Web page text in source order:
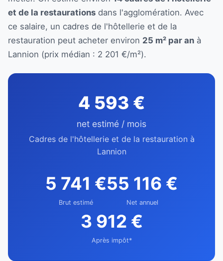
et de la restaurations dans l'agglomération. Avec
ce salaire, un cadres de l'hôtellerie et de la
restauration peut acheter environ 25 m² par an à
Lannion (prix médian : 2 201 €/m²).
4 593 €
net estimé / mois
Cadres de l'hôtellerie et de la restauration à
Lannion
5 741 €
Brut estimé
55 116 €
Net annuel
3 912 €
Après impôt*